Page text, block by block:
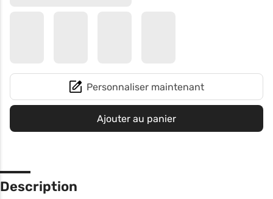
Personnaliser maintenant
Ajouter au panier
Description